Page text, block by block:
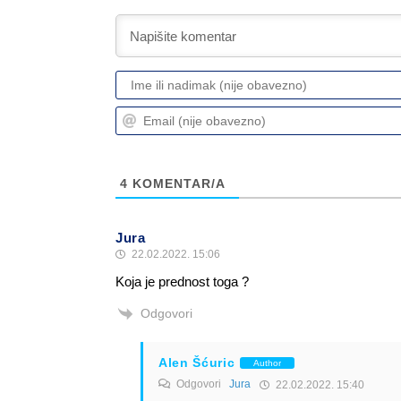
4 KOMENTAR/A
Jura
22.02.2022. 15:06
Koja je prednost toga ?
Odgovori
Alen Šćuric Author
Odgovori Jura 22.02.2022. 15:40